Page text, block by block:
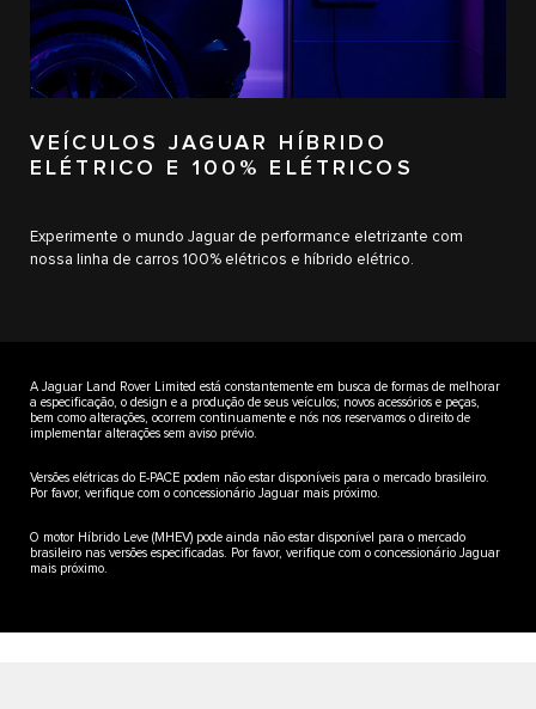
VEÍCULOS JAGUAR HÍBRIDO
ELÉTRICO E 100% ELÉTRICOS
Experimente o mundo Jaguar de performance eletrizante com
nossa linha de carros 100% elétricos e híbrido elétrico.
A Jaguar Land Rover Limited está constantemente em busca de formas de melhorar
a especificação, o design e a produção de seus veículos; novos acessórios e peças,
bem como alterações, ocorrem continuamente e nós nos reservamos o direito de
implementar alterações sem aviso prévio.
Versões elétricas do E-PACE podem não estar disponíveis para o mercado brasileiro.
Por favor, verifique com o concessionário Jaguar mais próximo.
O motor Híbrido Leve (MHEV) pode ainda não estar disponível para o mercado
brasileiro nas versões especificadas. Por favor, verifique com o concessionário Jaguar
mais próximo.